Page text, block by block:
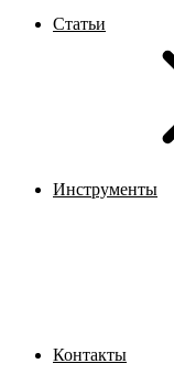
Статьи
Инструменты
Контакты